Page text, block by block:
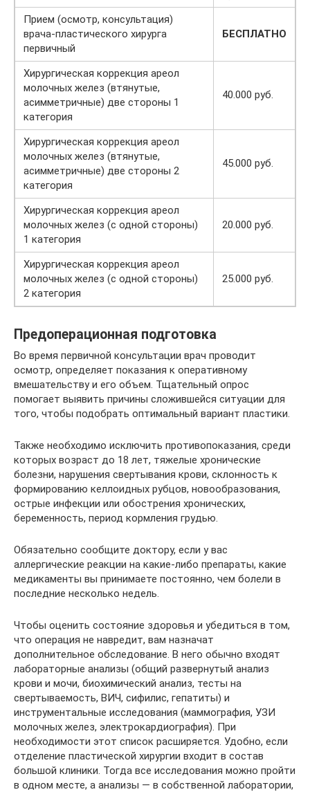
Прием (осмотр, консультация)
врача-пластического хирурга
первичный
БЕСПЛАТНО
Хирургическая коррекция ареол
молочных желез (втянутые,
асимметричные) две стороны 1
категория
40.000 руб.
Хирургическая коррекция ареол
молочных желез (втянутые,
асимметричные) две стороны 2
категория
45.000 руб.
Хирургическая коррекция ареол
молочных желез (с одной стороны)
1 категория
20.000 руб.
Хирургическая коррекция ареол
молочных желез (с одной стороны)
2 категория
25.000 руб.
Предоперационная подготовка
Во время первичной консультации врач проводит
осмотр, определяет показания к оперативному
вмешательству и его объем. Тщательный опрос
помогает выявить причины сложившейся ситуации для
того, чтобы подобрать оптимальный вариант пластики.
Также необходимо исключить противопоказания, среди
которых возраст до 18 лет, тяжелые хронические
болезни, нарушения свертывания крови, склонность к
формированию келлоидных рубцов, новообразования,
острые инфекции или обострения хронических,
беременность, период кормления грудью.
Обязательно сообщите доктору, если у вас
аллергические реакции на какие-либо препараты, какие
медикаменты вы принимаете постоянно, чем болели в
последние несколько недель.
Чтобы оценить состояние здоровья и убедиться в том,
что операция не навредит, вам назначат
дополнительное обследование. В него обычно входят
лабораторные анализы (общий развернутый анализ
крови и мочи, биохимический анализ, тесты на
свертываемость, ВИЧ, сифилис, гепатиты) и
инструментальные исследования (маммография, УЗИ
молочных желез, электрокардиография). При
необходимости этот список расширяется. Удобно, если
отделение пластической хирургии входит в состав
большой клиники. Тогда все исследования можно пройти
в одном месте, а анализы — в собственной лаборатории,